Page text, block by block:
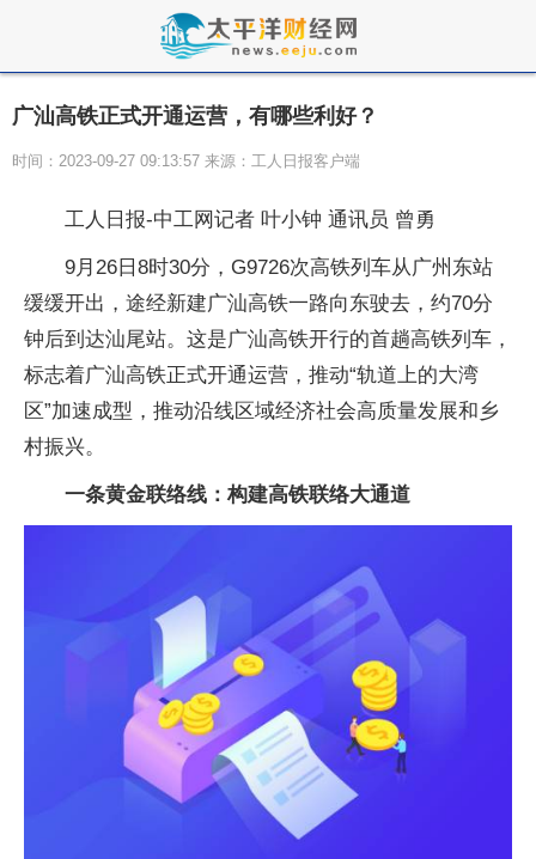
广汕高铁正式开通运营，有哪些利好？
时间：2023-09-27 09:13:57 来源：工人日报客户端
工人日报-中工网记者 叶小钟 通讯员 曾勇
9月26日8时30分，G9726次高铁列车从广州东站
缓缓开出，途经新建广汕高铁一路向东驶去，约70分
钟后到达汕尾站。这是广汕高铁开行的首趟高铁列车，
标志着广汕高铁正式开通运营，推动“轨道上的大湾
区”加速成型，推动沿线区域经济社会高质量发展和乡
村振兴。
一条黄金联络线：构建高铁联络大通道